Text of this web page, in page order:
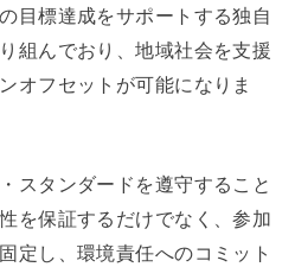
目標達成をサポートする独自
組んでおり、地域社会を支援
オフセットが可能になりま
スタンダードを遵守すること
を保証するだけでなく、参加
定し、環境責任へのコミット